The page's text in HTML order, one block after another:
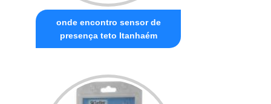
onde encontro sensor de
presença teto Itanhaém